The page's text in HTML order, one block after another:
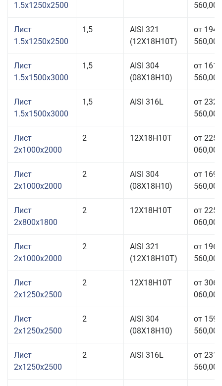
1.5x1250x2500
560,00
Лист
1.5x1250x2500
1,5
AISI 321
(12Х18Н10Т)
от 194
560,00
Лист
1.5x1500x3000
1,5
AISI 304
(08Х18Н10)
от 161
560,00
Лист
1.5x1500x3000
1,5 AISI 316L
от 232
560,00
Лист
2x1000x2000
2 12Х18Н10Т
от 225
060,00
Лист
2x1000x2000
2
AISI 304
(08Х18Н10)
от 169
560,00
Лист
2x800x1800
2 12Х18Н10Т
от 225
060,00
Лист
2x1000x2000
2
AISI 321
(12Х18Н10Т)
от 196
560,00
Лист
2x1250x2500
2 12Х18Н10Т
от 306
060,00
Лист
2x1250x2500
2
AISI 304
(08Х18Н10)
от 159
560,00
Лист
2x1250x2500
2 AISI 316L
от 231
560,00